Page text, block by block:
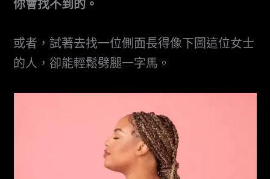
你會找不到的。
或者，試著去找一位側面長得像下圖這位女士
的人，卻能輕鬆劈腿一字馬。